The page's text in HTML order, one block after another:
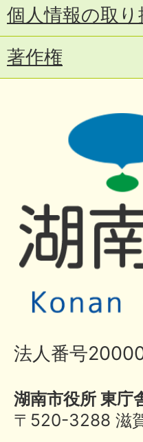
個人情報の取り
著作権
法人番号
湖南市役所 東庁
〒520-3288 滋